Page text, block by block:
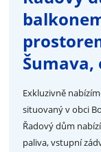
Exkluzivně
situovaný v obci
Řadový dům
paliva, vstupní